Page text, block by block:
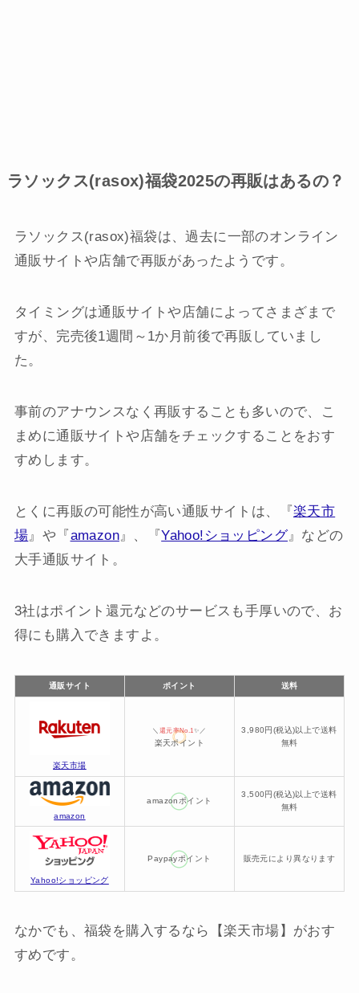
ラソックス(rasox)福袋2025の再販はあるの？
ラソックス(rasox)福袋は、過去に一部のオンライン
通販サイトや店舗で再販があったようです。
タイミングは通販サイトや店舗によってさまざまで
すが、完売後1週間～1か月前後で再販していまし
た。
事前のアナウンスなく再販することも多いので、こ
まめに通販サイトや店舗をチェックすることをおす
すめします。
とくに再販の可能性が高い通販サイトは、『 楽天市
場』や『 amazon』、『Yahoo!ショッピング』などの
大手通販サイト。
3社はポイント還元などのサービスも手厚いので、お
得にも購入できますよ。
通販サイト ポイント 送料
楽天市場
＼ 還元率No.1 ✨／
楽天ポイント
3,980円(税込)以上で送料
無料
amazon
amazonポイント
3,500円(税込)以上で送料
無料
Yahoo!ショッピング
Paypayポイント 販売元により異なります
なかでも、福袋を購入するなら【楽天市場】がおす
すめです。